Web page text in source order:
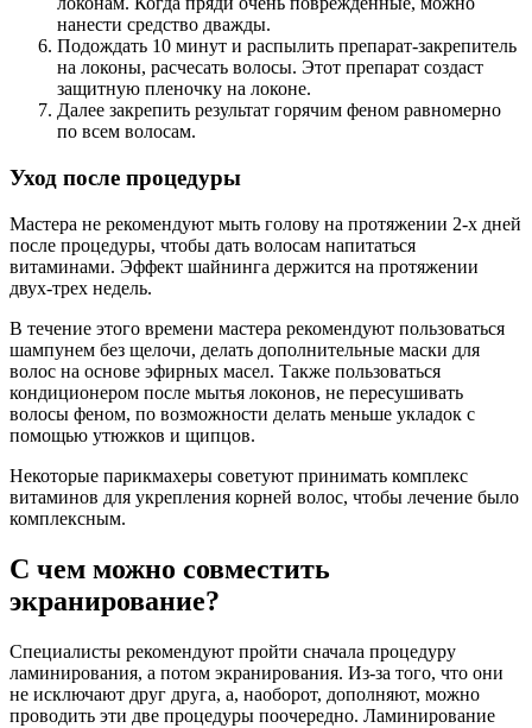
нанести средство дважды.
Подождать 10 минут и распылить препарат-закрепитель
на локоны, расчесать волосы. Этот препарат создаст
защитную пленочку на локоне.
Далее закрепить результат горячим феном равномерно
по всем волосам.
Уход после процедуры
Мастера не рекомендуют мыть голову на протяжении 2-х дней
после процедуры, чтобы дать волосам напитаться
витаминами. Эффект шайнинга держится на протяжении
двух-трех недель.
В течение этого времени мастера рекомендуют пользоваться
шампунем без щелочи, делать дополнительные маски для
волос на основе эфирных масел. Также пользоваться
кондиционером после мытья локонов, не пересушивать
волосы феном, по возможности делать меньше укладок с
помощью утюжков и щипцов.
Некоторые парикмахеры советуют принимать комплекс
витаминов для укрепления корней волос, чтобы лечение было
комплексным.
С чем можно совместить
экранирование?
Специалисты рекомендуют пройти сначала процедуру
ламинирования, а потом экранирования. Из-за того, что они
не исключают друг друга, а, наоборот, дополняют, можно
проводить эти две процедуры поочередно. Ламинирование